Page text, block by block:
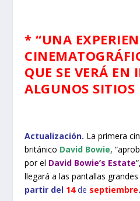
* “UNA
QUE SE VERÁ EN
ALGUNOS SITIOS
Actualización. La primera
británico David Bowie,
por el David Bowie’s Estate”,
llegará a las pantallas
partir del 14de septiembre.